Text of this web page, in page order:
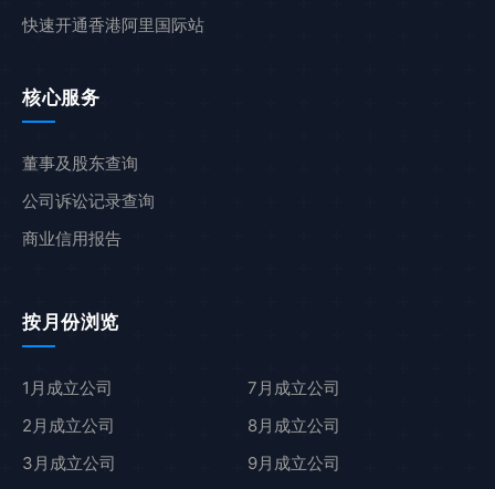
快速开通香港阿里国际站
核心服务
董事及股东查询
公司诉讼记录查询
商业信用报告
按月份浏览
1月成立公司
2月成立公司
3月成立公司
7月成立公司
8月成立公司
9月成立公司